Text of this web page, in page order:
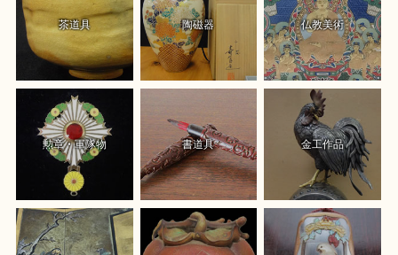
茶道具 陶磁器 仏教美術
勲章・軍隊物 書道具 金工作品